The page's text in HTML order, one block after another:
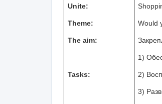
Unite:
Theme:
The aim:
Tasks:
Would
1)
2)
3)